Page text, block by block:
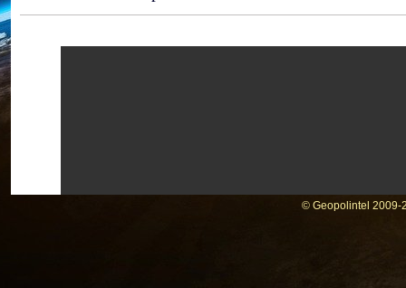
© Geopolintel 2009-